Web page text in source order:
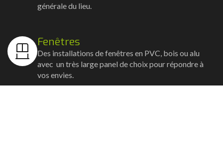
générale du lieu.
Fenêtres
Des installations de fenêtres en PVC, bois ou alu
avec un très large panel de choix pour répondre à
vos envies.